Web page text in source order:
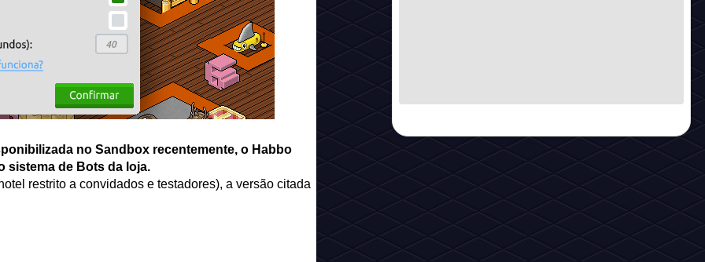
no Sandbox recentemente, o Habbo
sistema de Bots da loja.
restrito a convidados e testadores), a versão citada